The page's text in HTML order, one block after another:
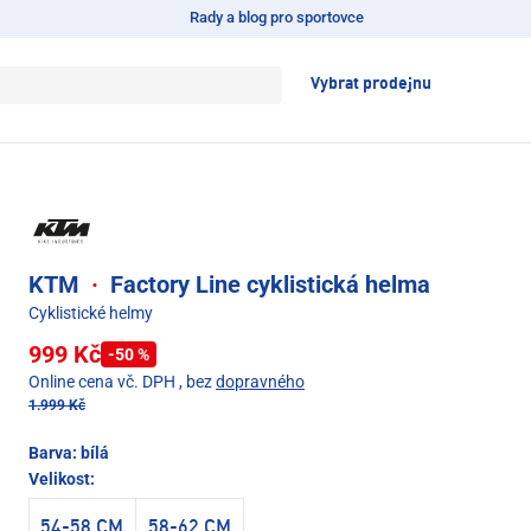
Rady a blog pro sportovce
Vybrat prodejnu
KTM · Factory Line cyklistická helma
Cyklistické helmy
999 Kč -50 %
Online cena vč. DPH , bezdopravného
1.999 Kč
Barva: bílá
Velikost: